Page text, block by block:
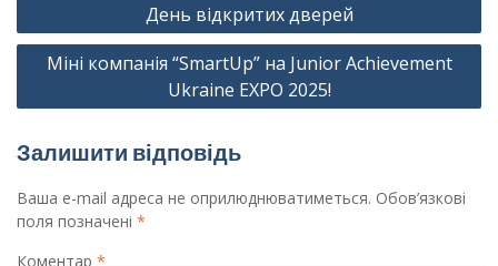
записів
День відкритих дверей
Міні компанія “SmartUp” на Junior Achievement
Ukraine EXPO 2025!
Залишити відповідь
Ваша e-mail адреса не оприлюднюватиметься. Обов’язкові
поля позначені *
Коментар *